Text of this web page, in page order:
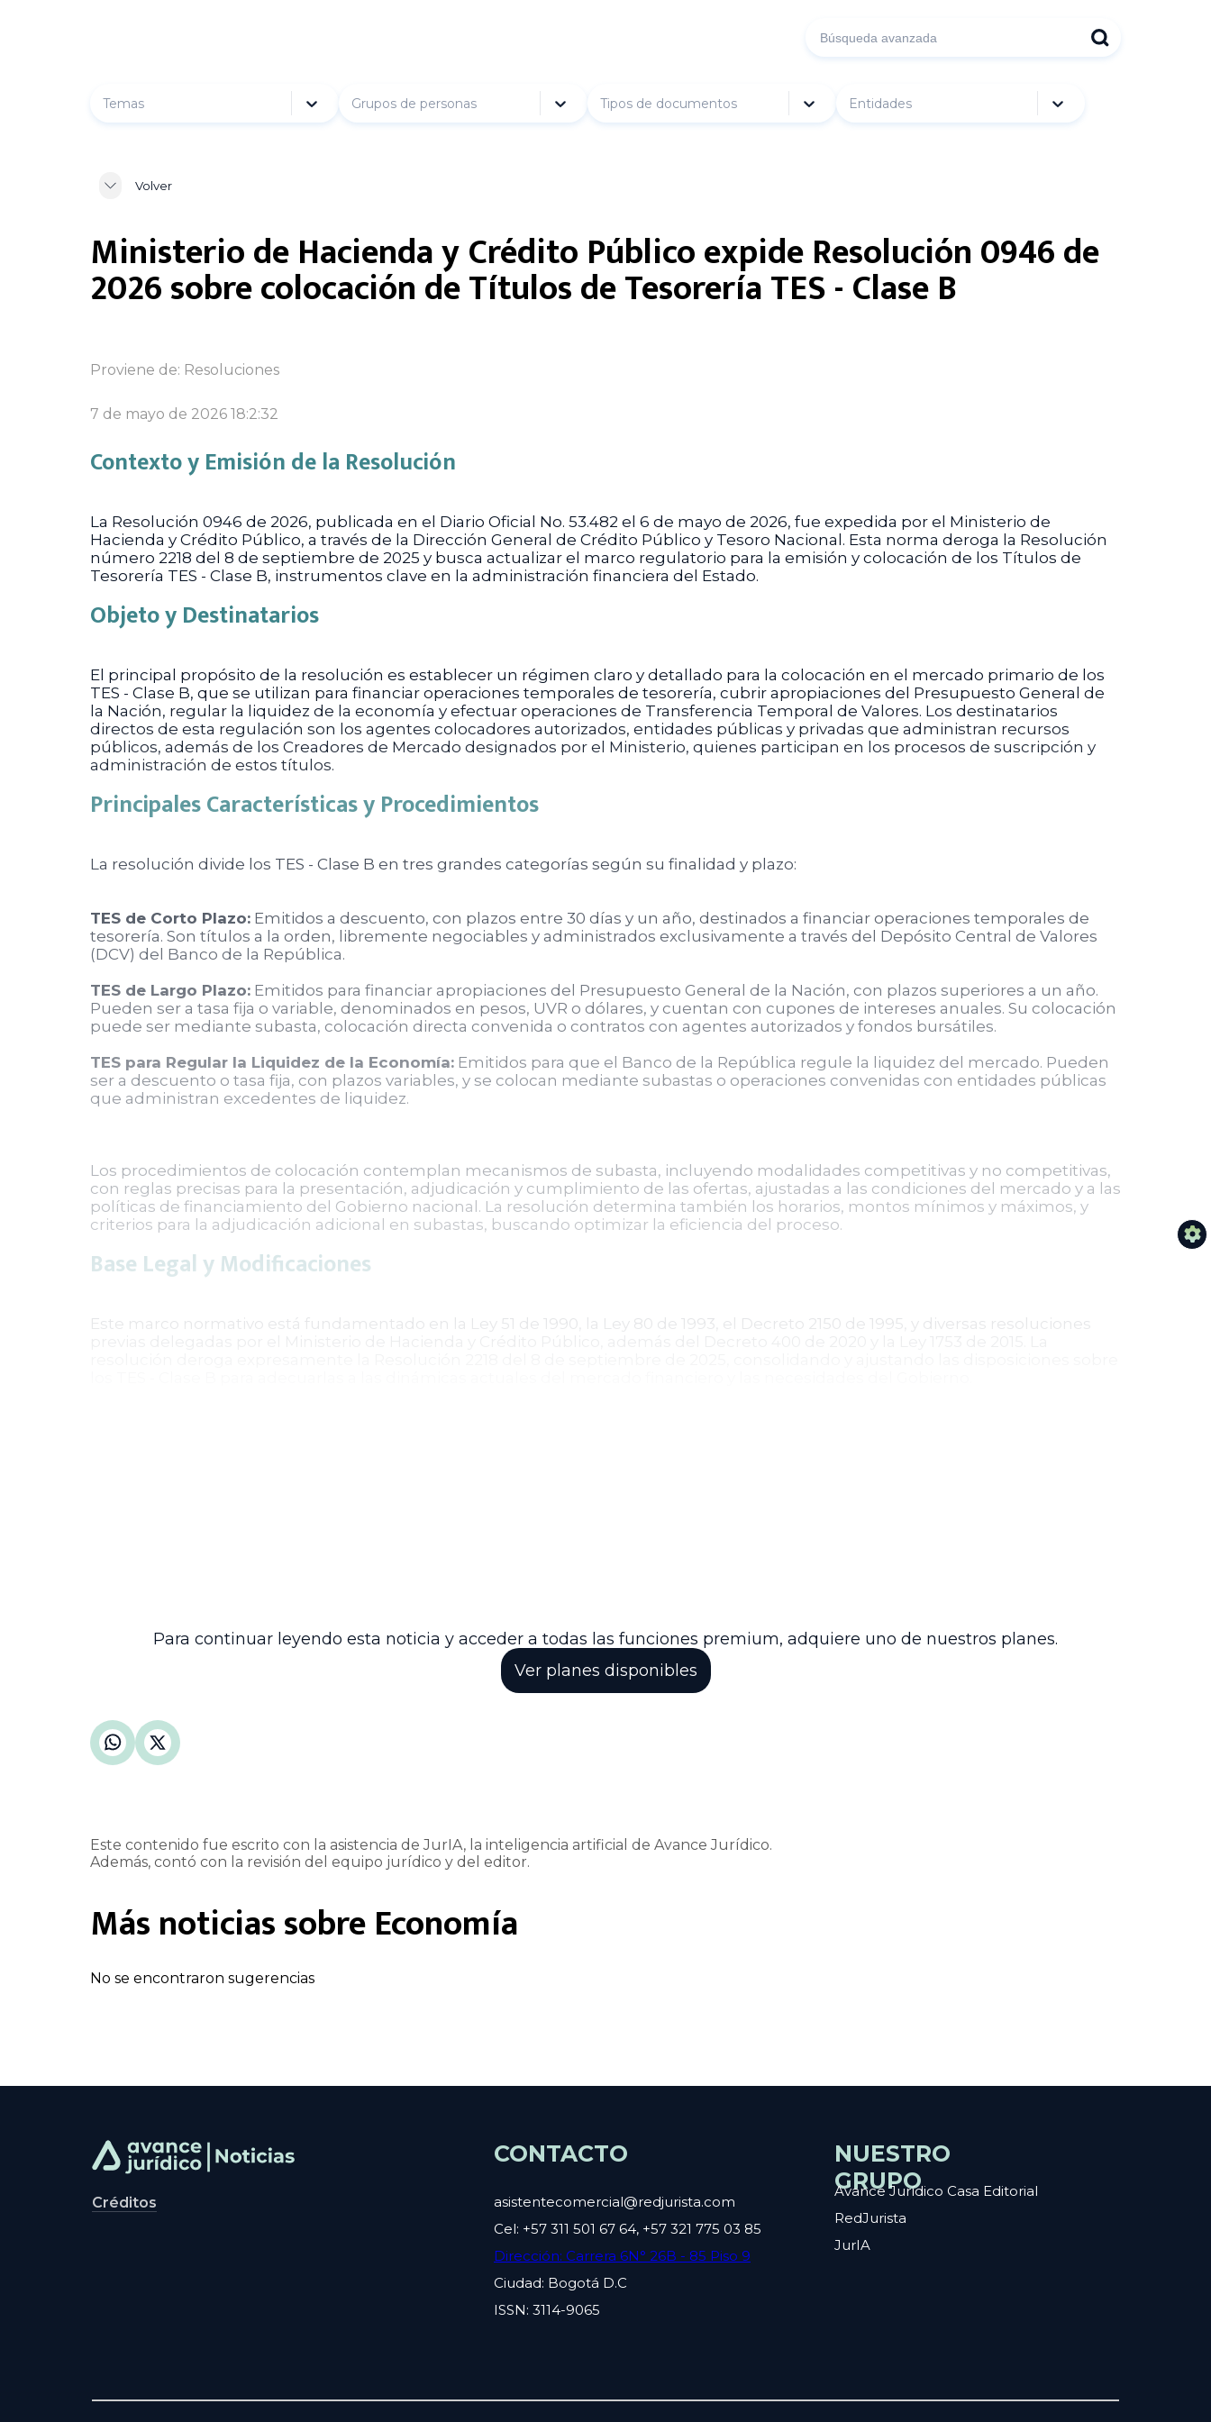
Temas Grupos de personas Tipos de documentos Entidades
Volver
Ministerio de Hacienda y Crédito Público expide Resolución 0946 de
2026 sobre colocación de Títulos de Tesorería TES - Clase B
Proviene de: Resoluciones
7 de mayo de 2026 18:2:32
Contexto y Emisión de la Resolución
La Resolución 0946 de 2026, publicada en el Diario Oficial No. 53.482 el 6 de mayo de 2026, fue expedida por el Ministerio de
Hacienda y Crédito Público, a través de la Dirección General de Crédito Público y Tesoro Nacional. Esta norma deroga la Resolución
número 2218 del 8 de septiembre de 2025 y busca actualizar el marco regulatorio para la emisión y colocación de los Títulos de
Tesorería TES - Clase B, instrumentos clave en la administración financiera del Estado.
Objeto y Destinatarios
El principal propósito de la resolución es establecer un régimen claro y detallado para la colocación en el mercado primario de los
TES - Clase B, que se utilizan para financiar operaciones temporales de tesorería, cubrir apropiaciones del Presupuesto General de
la Nación, regular la liquidez de la economía y efectuar operaciones de Transferencia Temporal de Valores. Los destinatarios
directos de esta regulación son los agentes colocadores autorizados, entidades públicas y privadas que administran recursos
públicos, además de los Creadores de Mercado designados por el Ministerio, quienes participan en los procesos de suscripción y
administración de estos títulos.
Principales Características y Procedimientos
La resolución divide los TES - Clase B en tres grandes categorías según su finalidad y plazo:
TES de Corto Plazo: Emitidos a descuento, con plazos entre 30 días y un año, destinados a financiar operaciones temporales de
tesorería. Son títulos a la orden, libremente negociables y administrados exclusivamente a través del Depósito Central de Valores
(DCV) del Banco de la República.
TES de Largo Plazo: Emitidos para financiar apropiaciones del Presupuesto General de la Nación, con plazos superiores a un año.
Pueden ser a tasa fija o variable, denominados en pesos, UVR o dólares, y cuentan con cupones de intereses anuales. Su colocación
puede ser mediante subasta, colocación directa convenida o contratos con agentes autorizados y fondos bursátiles.
TES para Regular la Liquidez de la Economía: Emitidos para que el Banco de la República regule la liquidez del mercado. Pueden
ser a descuento o tasa fija, con plazos variables, y se colocan mediante subastas o operaciones convenidas con entidades públicas
que administran excedentes de liquidez.
Los procedimientos de colocación contemplan mecanismos de subasta, incluyendo modalidades competitivas y no competitivas,
con reglas precisas para la presentación, adjudicación y cumplimiento de las ofertas, ajustadas a las condiciones del mercado y a las
políticas de financiamiento del Gobierno nacional. La resolución determina también los horarios, montos mínimos y máximos, y
criterios para la adjudicación adicional en subastas, buscando optimizar la eficiencia del proceso.
Base Legal y Modificaciones
Este marco normativo está fundamentado en la Ley 51 de 1990, la Ley 80 de 1993, el Decreto 2150 de 1995, y diversas resoluciones
Para continuar leyendo esta noticia y acceder a todas las funciones premium, adquiere uno de nuestros planes.
Ver planes disponibles
Este contenido fue escrito con la asistencia de JurIA, la inteligencia artificial de Avance Jurídico.
Además, contó con la revisión del equipo jurídico y del editor.
Más noticias sobreEconomía
No se encontraron sugerencias
Créditos
CONTACTO
asistentecomercial@redjurista.com
Cel: +57 311 501 67 64, +57 321 775 03 85
Dirección: Carrera 6N° 26B - 85 Piso 9
Ciudad: Bogotá D.C
ISSN: 3114-9065
NUESTRO
GRUPO
Avance Jurídico Casa Editorial
RedJurista
JurIA